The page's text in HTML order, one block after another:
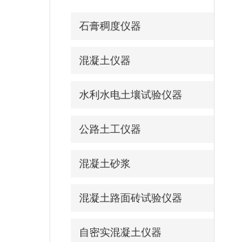
石膏稠度仪器
混凝土仪器
水利水电土壤试验仪器
公路土工仪器
混凝土砂浆
混凝土路面砖试验仪器
自密实混凝土仪器